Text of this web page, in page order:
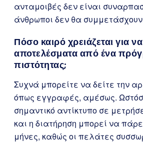
ανταμοιβές δεν είναι
άνθρωποι δεν θα
Πόσο καιρό χρειάζεται για να
αποτελέσματα από ένα
πιστότητας;
Συχνά μπορείτε να δείτε την
όπως εγγραφές, αμέσως.
σημαντικό αντίκτυπο σε
και η διατήρηση μπορεί να
μήνες, καθώς οι πελάτες